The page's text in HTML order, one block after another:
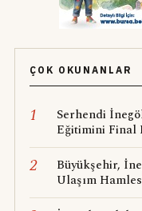
ÇOK OKUNANLAR
1
Serhendi
Eğitimini Final
2
Büyükşehir,
Ulaşım